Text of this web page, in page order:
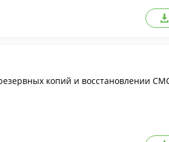
копий и восстановлении